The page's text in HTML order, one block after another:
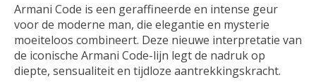
Armani Code is een geraffineerde en intense geur
voor de moderne man, die elegantie en mysterie
moeiteloos combineert. Deze nieuwe interpretatie van
de iconische Armani Code-lijn legt de nadruk op
diepte, sensualiteit en tijdloze aantrekkingskracht.